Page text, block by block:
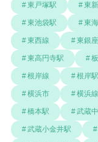
東戸塚駅 東
東池袋駅 東
東西線 東銀
東高円寺駅
根岸線 根岸駅
横浜市 横浜線
橋本駅 武蔵
武蔵小金井駅